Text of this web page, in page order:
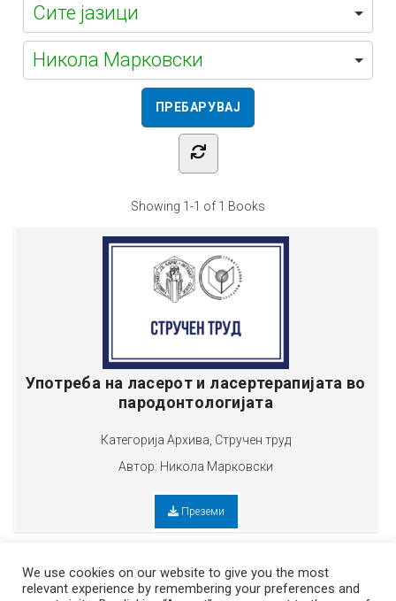
Никола Марковски
Showing 1-1 of 1 Books
Употреба на ласерот и ласертерапијата во
пародонтологијата
Категорија Архива Стручен труд
Автор: Никола Марковски
Преземи
We use cookies on our website to give you the most
relevant experience by remembering your preferences and